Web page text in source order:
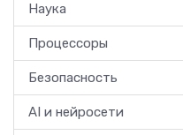
Наука
Процессоры
Безопасность
AI и нейросети